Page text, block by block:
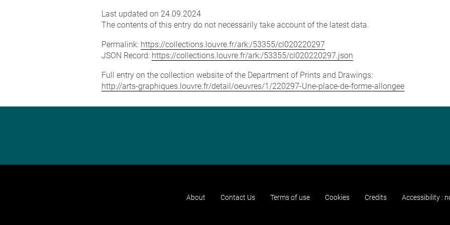
Last updated on 24.09.2024
The contents of this entry do not necessarily take account of the latest data.
Permalink: https://collections.louvre.fr/ark:/53355/cl020220297
JSON Record: https://collections.louvre.fr/ark:/53355/cl020220297.json
Full entry on the collection website of the Department of Prints and Drawings:
http://arts-graphiques.louvre.fr/detail/oeuvres/1/220297-Une-place-de-forme-allongee
About Contact Us Terms of use Cookies Credits Accessibility :